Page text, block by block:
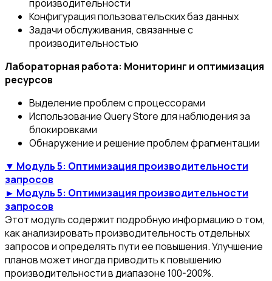
производительности
Конфигурация пользовательских баз данных
Задачи обслуживания, связанные с
производительностью
Лабораторная работа: Мониторинг и оптимизация
ресурсов
Выделение проблем с процессорами
Использование Query Store для наблюдения за
блокировками
Обнаружение и решение проблем фрагментации
▼ Модуль 5: Оптимизация производительности
запросов
► Модуль 5: Оптимизация производительности
запросов
Этот модуль содержит подробную информацию о том,
как анализировать производительность отдельных
запросов и определять пути ее повышения. Улучшение
планов может иногда приводить к повышению
производительности в диапазоне 100-200%.